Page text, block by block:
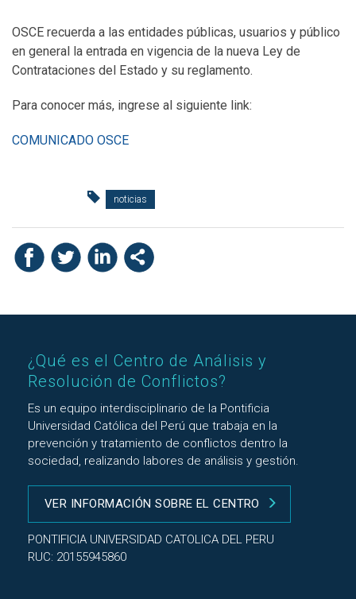
OSCE recuerda a las entidades públicas, usuarios y público
en general la entrada en vigencia de la nueva Ley de
Contrataciones del Estado y su reglamento.
Para conocer más, ingrese al siguiente link:
COMUNICADO OSCE
noticias
¿Qué es el Centro de Análisis y
Resolución de Conflictos?
Es un equipo interdisciplinario de la Pontificia
Universidad Católica del Perú que trabaja en la
prevención y tratamiento de conflictos dentro la
sociedad, realizando labores de análisis y gestión.
VER INFORMACIÓN SOBRE EL CENTRO
PONTIFICIA UNIVERSIDAD CATOLICA DEL PERU
RUC: 20155945860